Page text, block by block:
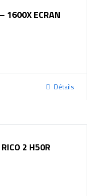
1600X ECRAN
Détails
2 H50R